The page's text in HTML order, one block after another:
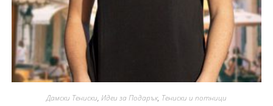
Дамски Тениски, Идеи за Подарък, Тениски и потници